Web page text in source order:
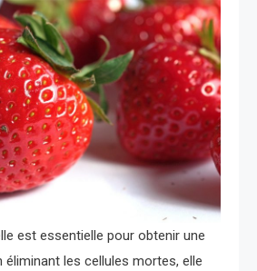
est essentielle pour obtenir une
éliminant les cellules mortes, elle